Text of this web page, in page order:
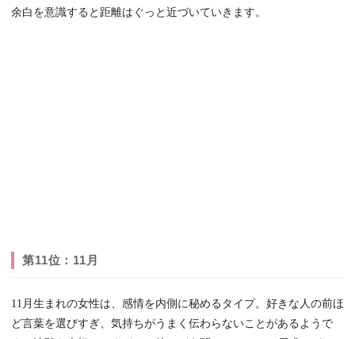
余白を意識すると距離はぐっと近づいていきます。
第11位：11月
11月生まれの女性は、感情を内側に秘めるタイプ。好きな人の前ほ
ど言葉を選びすぎ、気持ちがうまく伝わらないことがあるようで